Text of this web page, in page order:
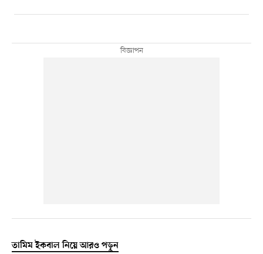
তামিম ইকবাল নিয়ে আরও পড়ুন